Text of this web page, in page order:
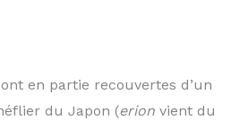
en partie recouvertes d’un
du Japon (erionvient du